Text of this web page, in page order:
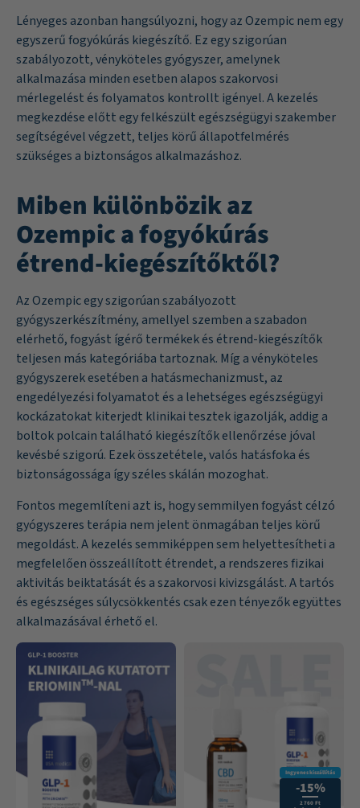
Lényeges azonban hangsúlyozni, hogy az Ozempic nem egy
egyszerű fogyókúrás kiegészítő. Ez egy szigorúan
szabályozott, vényköteles gyógyszer, amelynek
alkalmazása minden esetben alapos szakorvosi
mérlegelést és folyamatos kontrollt igényel. A kezelés
megkezdése előtt egy felkészült egészségügyi szakember
segítségével végzett, teljes körű állapotfelmérés
szükséges a biztonságos alkalmazáshoz.
Miben különbözik az
Ozempic a fogyókúrás
étrend-kiegészítőktől?
Az Ozempic egy szigorúan szabályozott
gyógyszerkészítmény, amellyel szemben a szabadon
elérhető, fogyást ígérő termékek és étrend-kiegészítők
teljesen más kategóriába tartoznak. Míg a vényköteles
gyógyszerek esetében a hatásmechanizmust, az
engedélyezési folyamatot és a lehetséges egészségügyi
kockázatokat kiterjedt klinikai tesztek igazolják, addig a
boltok polcain található kiegészítők ellenőrzése jóval
kevésbé szigorú. Ezek összetétele, valós hatásfoka és
biztonságossága így széles skálán mozoghat.
Fontos megemlíteni azt is, hogy semmilyen fogyást célzó
gyógyszeres terápia nem jelent önmagában teljes körű
megoldást. A kezelés semmiképpen sem helyettesítheti a
megfelelően összeállított étrendet, a rendszeres fizikai
aktivitás beiktatását és a szakorvosi kivizsgálást. A tartós
és egészséges súlycsökkentés csak ezen tényezők együttes
alkalmazásával érhető el.
Ingyenes kiszállítás
-15%
2 760 Ft